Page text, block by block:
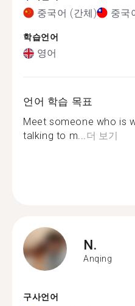
중국어 (간체) 중국
학습언어
영어
언어 학습 목표
Meet someone who is
talking to m...더 보기
N.
Anqing
구사언어